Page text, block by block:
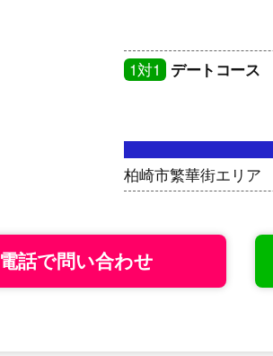
1対1
デートコース
柏崎市繁華街エリア
電話で問い合わせ